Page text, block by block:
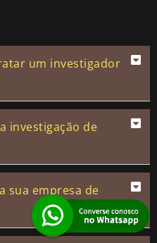
um investigador
investigação de
sua empresa de